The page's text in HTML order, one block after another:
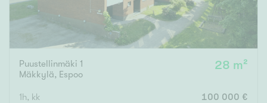
Puustellinmäki 1
Mäkkylä, Espoo
28 m²
1h, kk 100 000 €